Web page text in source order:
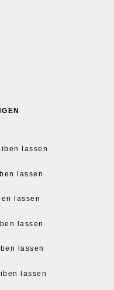
lassen
lassen
lassen
lassen
lassen
lassen